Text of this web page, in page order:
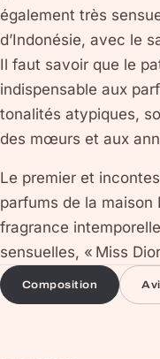
également très
d’Indonésie, avec le
Il faut savoir que le
indispensable aux
tonalités atypiques,
des mœurs et aux
Le premier et
parfums de la maison
fragrance
sensuelles, « Miss
Composition